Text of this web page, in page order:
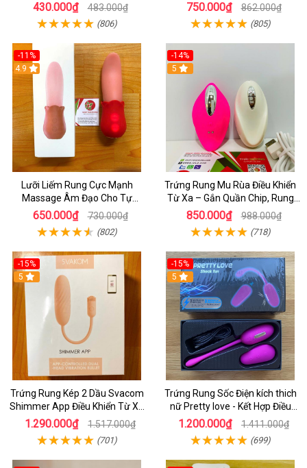
Chế Độ Rung - Dùng Pin
430.000₫ 483.000₫
(806)
Chế Độ Thụt _ Điều Khiển Từ Xa
Bằng Remote
750.000₫ 862.000₫
(805)
-11%
4.9
Lưỡi Liếm Rung Cực Mạnh
Massage Âm Đạo Cho Tự
Sướng - Mua Lưỡi liếm Chính
Hãng Tại HCM
650.000₫ 730.000₫
(802)
-14%
5
Trứng Rung Mu Rùa Điều Khiển
Từ Xa – Gắn Quần Chip, Rung
Cực Mạnh 12 Chế Độ
850.000₫ 988.000₫
(718)
-15%
5
Trứng Rung Kép 2 Dầu Svacom
Shimmer App Điều Khiển Từ Xa
Bằng Ứng Dụng Điện Thoại
1.290.000₫ 1.517.000₫
(701)
-15%
5
Trứng Rung Sốc Điện kích thich
nữ Pretty love - Kết Hợp Điều
Khiển Từ xa cho Nữ Tụe Sướng
1.200.000₫ 1.411.000₫
(699)